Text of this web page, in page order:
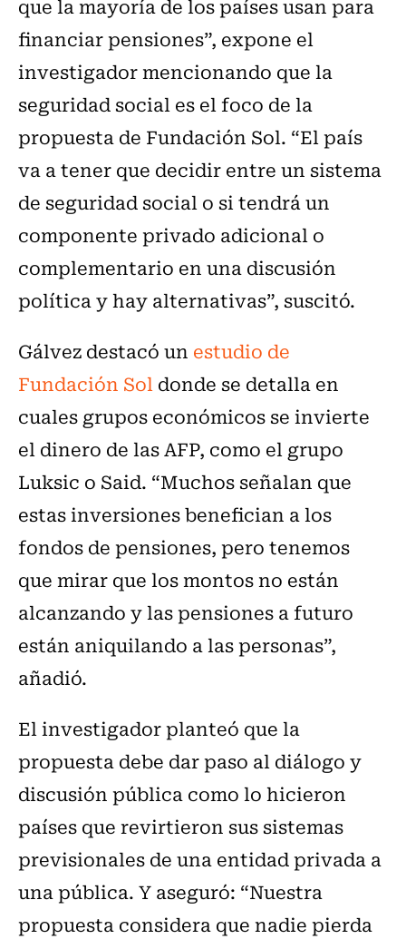
que la mayoría de los países usan para
financiar pensiones”, expone el
investigador mencionando que la
seguridad social es el foco de la
propuesta de Fundación Sol. “El país
va a tener que decidir entre un sistema
de seguridad social o si tendrá un
componente privado adicional o
complementario en una discusión
política y hay alternativas”, suscitó.
Gálvez destacó un estudio de
Fundación Soldonde se detalla en
cuales grupos económicos se invierte
el dinero de las AFP, como el grupo
Luksic o Said. “Muchos señalan que
estas inversiones benefician a los
fondos de pensiones, pero tenemos
que mirar que los montos no están
alcanzando y las pensiones a futuro
están aniquilando a las personas”,
añadió.
El investigador planteó que la
propuesta debe dar paso al diálogo y
discusión pública como lo hicieron
países que revirtieron sus sistemas
previsionales de una entidad privada a
una pública. Y aseguró: “Nuestra
propuesta considera que nadie pierda